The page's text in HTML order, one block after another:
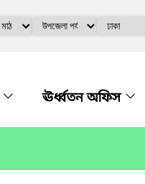
ঊর্ধ্বতন অফিস